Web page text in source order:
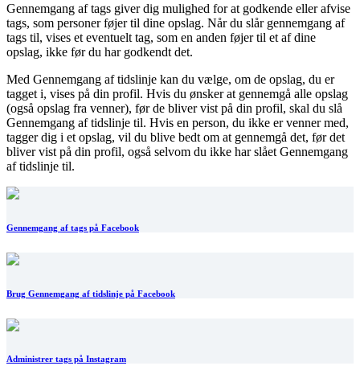
Gennemgang af tags giver dig mulighed for at godkende eller afvise
tags, som personer føjer til dine opslag. Når du slår gennemgang af
tags til, vises et eventuelt tag, som en anden føjer til et af dine
opslag, ikke før du har godkendt det.
Med Gennemgang af tidslinje kan du vælge, om de opslag, du er
tagget i, vises på din profil. Hvis du ønsker at gennemgå alle opslag
(også opslag fra venner), før de bliver vist på din profil, skal du slå
Gennemgang af tidslinje til. Hvis en person, du ikke er venner med,
tagger dig i et opslag, vil du blive bedt om at gennemgå det, før det
bliver vist på din profil, også selvom du ikke har slået Gennemgang
af tidslinje til.
Gennemgang af tags på Facebook
Brug Gennemgang af tidslinje på Facebook
Administrer tags på Instagram